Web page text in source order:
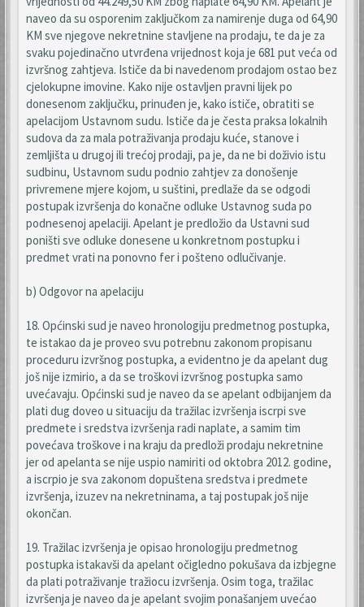
naveo da su osporenim zaključkom za namirenje duga od 64,90
KM sve njegove nekretnine stavljene na prodaju, te da je za
svaku pojedinačno utvrđena vrijednost koja je 681 put veća od
izvršnog zahtjeva. Ističe da bi navedenom prodajom ostao bez
cjelokupne imovine. Kako nije ostavljen pravni lijek po
donesenom zaključku, prinuđen je, kako ističe, obratiti se
apelacijom Ustavnom sudu. Ističe da je česta praksa lokalnih
sudova da za mala potraživanja prodaju kuće, stanove i
zemljišta u drugoj ili trećoj prodaji, pa je, da ne bi doživio istu
sudbinu, Ustavnom sudu podnio zahtjev za donošenje
privremene mjere kojom, u suštini, predlaže da se odgodi
postupak izvršenja do konačne odluke Ustavnog suda po
podnesenoj apelaciji. Apelant je predložio da Ustavni sud
poništi sve odluke donesene u konkretnom postupku i
predmet vrati na ponovno fer i pošteno odlučivanje.
b) Odgovor na apelaciju
18. Općinski sud je naveo hronologiju predmetnog postupka,
te istakao da je proveo svu potrebnu zakonom propisanu
proceduru izvršnog postupka, a evidentno je da apelant dug
još nije izmirio, a da se troškovi izvršnog postupka samo
uvećavaju. Općinski sud je naveo da se apelant odbijanjem da
plati dug doveo u situaciju da tražilac izvršenja iscrpi sve
predmete i sredstva izvršenja radi naplate, a samim tim
povećava troškove i na kraju da predloži prodaju nekretnine
jer od apelanta se nije uspio namiriti od oktobra 2012. godine,
a iscrpio je sva zakonom dopuštena sredstva i predmete
izvršenja, izuzev na nekretninama, a taj postupak još nije
okončan.
19. Tražilac izvršenja je opisao hronologiju predmetnog
postupka istakavši da apelant očigledno pokušava da izbjegne
da plati potraživanje tražiocu izvršenja. Osim toga, tražilac
izvršenja je naveo da je apelant svojim ponašanjem uvećao